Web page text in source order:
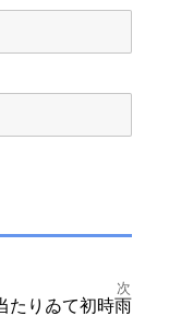
次
たりゐて初時雨